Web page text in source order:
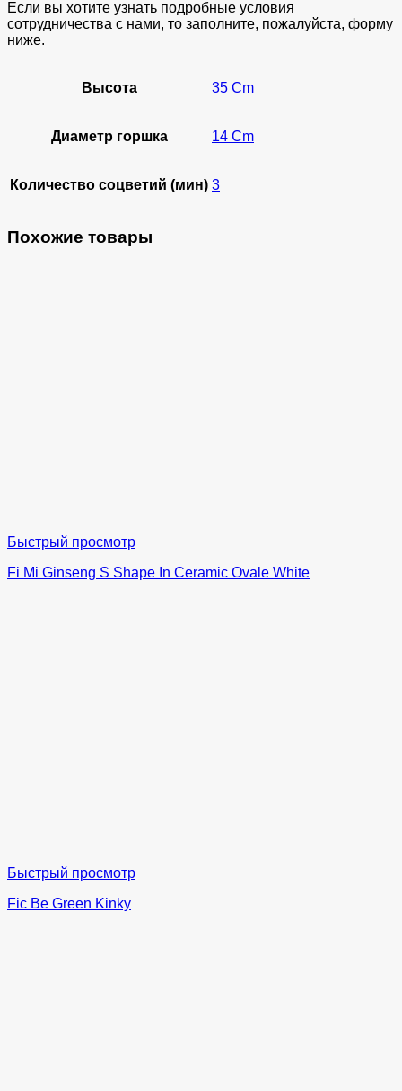
Если вы хотите узнать подробные условия
сотрудничества с нами, то заполните, пожалуйста, форму
ниже.
Высота 35 Cm
Диаметр горшка 14 Cm
Количество соцветий (мин) 3
Похожие товары
Быстрый просмотр
Fi Mi Ginseng S Shape In Ceramic Ovale White
Быстрый просмотр
Fic Be Green Kinky